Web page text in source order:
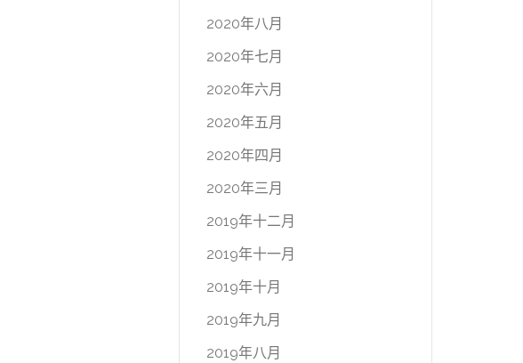
2020年八月
2020年七月
2020年六月
2020年五月
2020年四月
2020年三月
2019年十二月
2019年十一月
2019年十月
2019年九月
2019年八月